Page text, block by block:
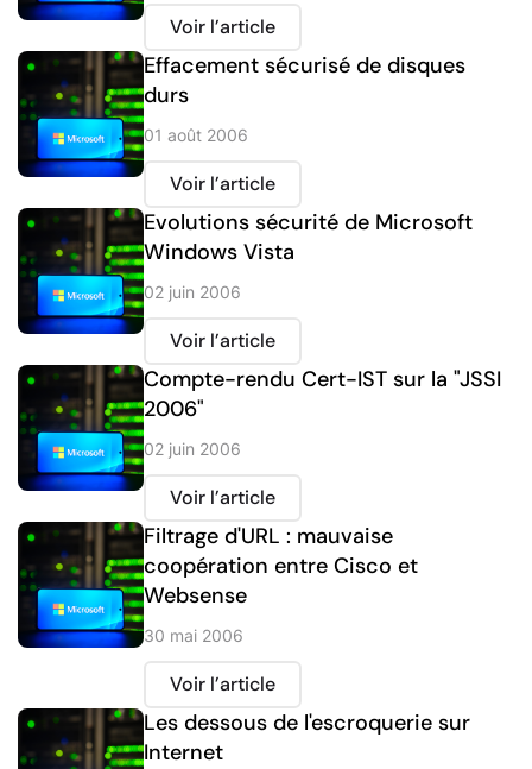
Voir l’article
Effacement sécurisé de disques
durs
01 août 2006
Voir l’article
Evolutions sécurité de Microsoft
Windows Vista
02 juin 2006
Voir l’article
Compte-rendu Cert-IST sur la "JSSI
2006"
02 juin 2006
Voir l’article
Filtrage d'URL : mauvaise
coopération entre Cisco et
Websense
30 mai 2006
Voir l’article
Les dessous de l'escroquerie sur
Internet